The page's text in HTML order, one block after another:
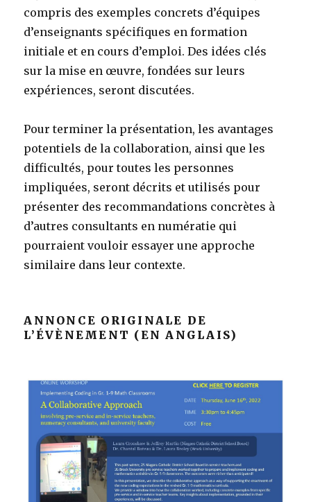
compris des exemples concrets d’équipes
d’enseignants spécifiques en formation
initiale et en cours d’emploi. Des idées clés
sur la mise en œuvre, fondées sur leurs
expériences, seront discutées.
Pour terminer la présentation, les avantages
potentiels de la collaboration, ainsi que les
difficultés, pour toutes les personnes
impliquées, seront décrits et utilisés pour
présenter des recommandations concrètes à
d’autres consultants en numératie qui
pourraient vouloir essayer une approche
similaire dans leur contexte.
ANNONCE ORIGINALE DE
L’ÉVÈNEMENT (EN ANGLAIS)